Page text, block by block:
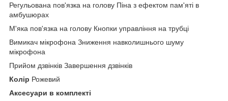
Регульована пов'язка на голову Піна з ефектом пам'яті в
амбушюрах
М'яка пов'язка на голову Кнопки управління на трубці
Вимикач мікрофона Зниження навколишнього шуму
мікрофона
Прийом дзвінків Завершення дзвінків
Колір Рожевий
Аксесуари в комплекті